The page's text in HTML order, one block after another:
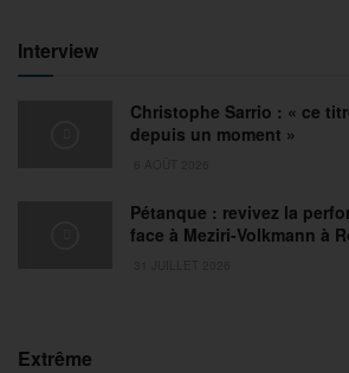
Interview
Christophe Sarrio : « ce
depuis un moment »
Pétanque : revivez la
face à Meziri-Volkmann à
Extrême